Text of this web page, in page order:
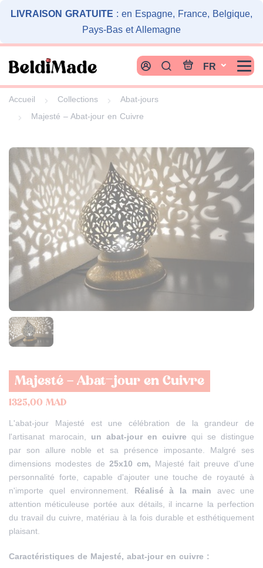
LIVRAISON GRATUITE : en Espagne, France, Belgique,
Pays-Bas et Allemagne
FR
Accueil Collections
Abat-jours
Majesté – Abat-jour en Cuivre
Majesté – Abat-jour en Cuivre
1325,00 MAD
L'abat-jour Majesté est une célébration de la grandeur de
l'artisanat marocain, un abat-jour en cuivre qui se distingue
par son allure noble et sa présence imposante. Malgré ses
dimensions modestes de 25x10 cm, Majesté fait preuve d'une
personnalité forte, capable d'ajouter une touche de royauté à
n'importe quel environnement. Réalisé à la main avec une
attention méticuleuse portée aux détails, il incarne la perfection
du travail du cuivre, matériau à la fois durable et esthétiquement
plaisant.
Caractéristiques de Majesté, abat-jour en cuivre :
Cookies management panel